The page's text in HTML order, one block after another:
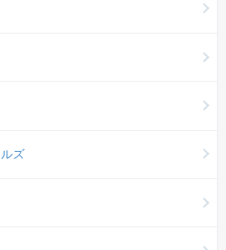
ズ